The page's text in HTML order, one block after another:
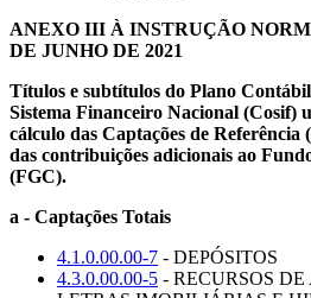
ANEXO III À INSTRUÇÃO
DE JUNHO DE 2021
Títulos e subtítulos do Plano
Sistema Financeiro Nacional (Cosif)
cálculo das Captações de
das contribuições adicionais ao
(FGC).
a - Captações Totais
4.1.0.00.00-7 - DEPÓSITOS
4.3.0.00.00-5 - RECURSOS